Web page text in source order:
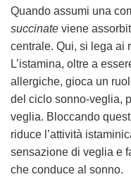
Quando assumi una
succinate viene
centrale. Qui, si lega ai
L’istamina, oltre a
allergiche, gioca un
del ciclo sonno-veglia,
veglia. Bloccando
riduce l’attività
sensazione di veglia e
che conduce al sonno.